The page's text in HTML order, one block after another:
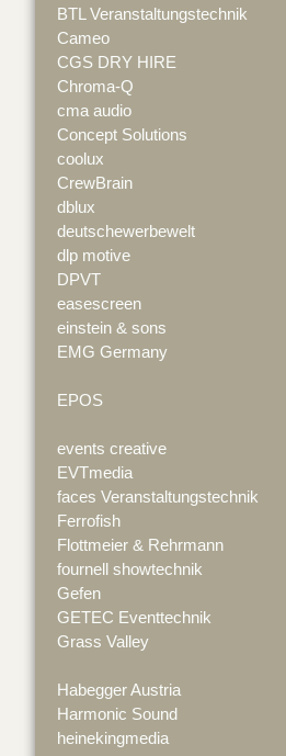
BTL Veranstaltungstechnik
Cameo
CGS DRY HIRE
Chroma-Q
cma audio
Concept Solutions
coolux
CrewBrain
dblux
deutschewerbewelt
dlp motive
DPVT
easescreen
einstein & sons
EMG Germany
EPOS
events creative
EVTmedia
faces Veranstaltungstechnik
Ferrofish
Flottmeier & Rehrmann
fournell showtechnik
Gefen
GETEC Eventtechnik
Grass Valley
Habegger Austria
Harmonic Sound
heinekingmedia